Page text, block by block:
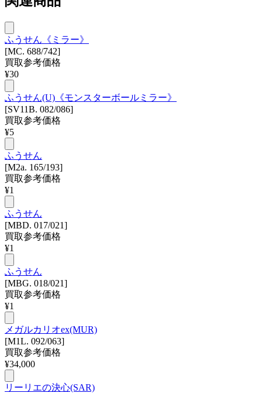
ふうせん《ミラー》
[MC. 688/742]
買取参考価格
¥30
ふうせん(U)《モンスターボールミラー》
[SV11B. 082/086]
買取参考価格
¥5
ふうせん
[M2a. 165/193]
買取参考価格
¥1
ふうせん
[MBD. 017/021]
買取参考価格
¥1
ふうせん
[MBG. 018/021]
買取参考価格
¥1
メガルカリオex(MUR)
[M1L. 092/063]
買取参考価格
¥34,000
リーリエの決心(SAR)